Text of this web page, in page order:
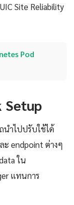
Site Reliability
Pod
Setup
นำไปปรับใช้ได้
endpoint ต่างๆ
ใน
แทนการ